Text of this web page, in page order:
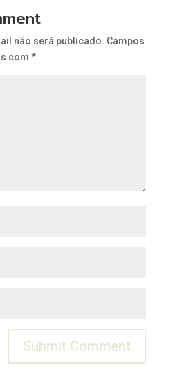
não será publicado. Campos
com *